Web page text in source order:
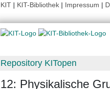
KIT | KIT-Bibliothek | Impressum |
Repository KITopen
12: Physikalische